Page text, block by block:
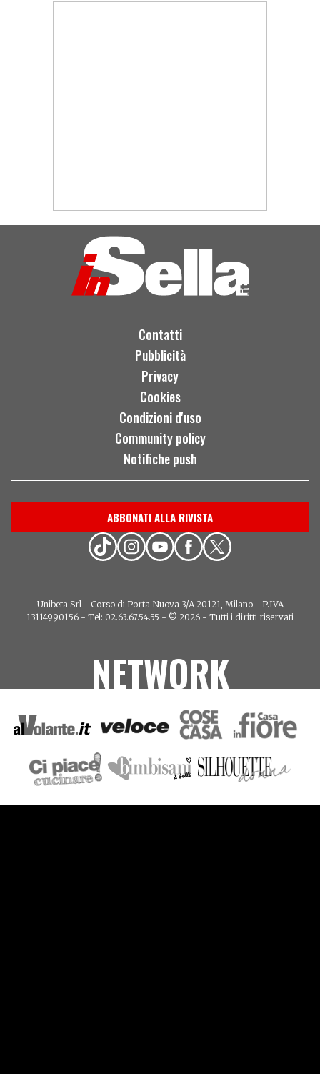
Contatti
Pubblicità
Privacy
Cookies
Condizioni d'uso
Community policy
Notifiche push
ABBONATI ALLA RIVISTA
Unibeta Srl - Corso di Porta Nuova 3/A 20121, Milano - P.IVA
13114990156 - Tel: 02.63.67.54.55 - © 2026 - Tutti i diritti riservati
NETWORK